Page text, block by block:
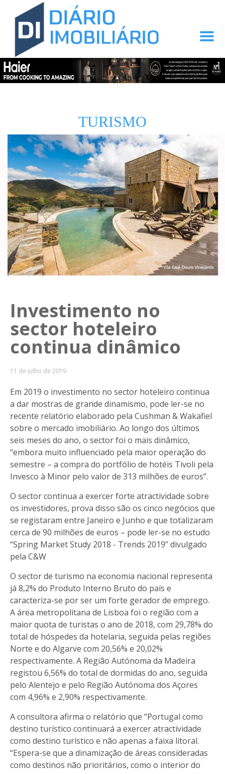
TURISMO
Investimento no
sector hoteleiro
continua dinâmico
11 de julho de 2019
Em 2019 o investimento no sector hoteleiro continua
a dar mostras de grande dinamismo, pode ler-se no
recente relatório elaborado pela Cushman & Wakafiel
sobre o mercado imobiliário. Ao longo dos últimos
seis meses do ano, o sector foi o mais dinâmico,
“embora muito influenciado pela maior operação do
semestre – a compra do portfólio de hotéis Tivoli pela
Invesco à Minor pelo valor de 313 milhões de euros”.
O sector continua a exercer forte atractividade sobre
os investidores, prova disso são os cinco negócios que
se registaram entre Janeiro e Junho e que totalizaram
cerca de 90 milhões de euros – pode ler-se no estudo
“Spring Market Study 2018 - Trends 2019” divulgado
pela C&W
O sector de turismo na economia nacional representa
já 8,2% do Produto Interno Bruto do país e
caracteriza-se por ser um forte gerador de emprego.
A área metropolitana de Lisboa foi o região com a
maior quota de turistas o ano de 2018, com 29,78% do
total de hóspedes da hotelaria, seguida pelas regiões
Norte e do Algarve com 20,56% e 20,02%
respectivamente. A Região Autónoma da Madeira
registou 6,56% do total de dormidas do ano, seguida
pelo Alentejo e pelo Região Autónoma dos Açores
com 4,96% e 2,90% respectivamente.
A consultora afirma o relatório que “Portugal como
destino turístico continuará a exercer atractividade
como destino turístico e não apenas a faixa litoral.
“Espera-se que a dinamização de áreas consideradas
como destinos não prioritários, como o interior do